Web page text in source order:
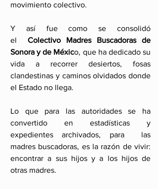
movimiento colectivo.
Y así fue como se consolidó
el Colectivo Madres Buscadoras de
Sonora y de México, que ha dedicado su
vida a recorrer desiertos, fosas
clandestinas y caminos olvidados donde
el Estado no llega.
Lo que para las autoridades se ha
convertido en estadísticas y
expedientes archivados, para  las
madres buscadoras, es la razón de vivir:
encontrar a sus hijos y a los hijos de
otras madres.